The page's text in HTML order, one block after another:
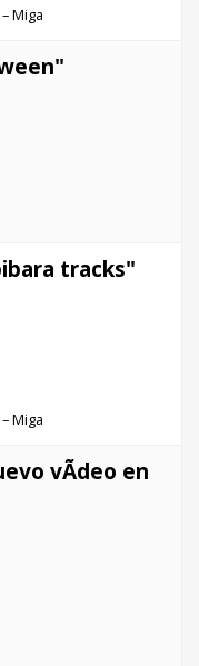
Miga
tracks"
Miga
vÃ­deo en